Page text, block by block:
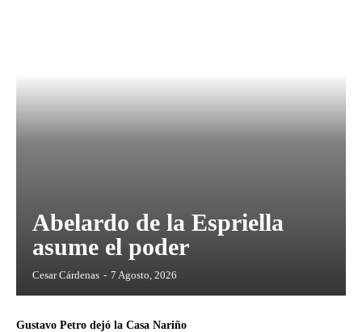
Abelardo de la Espriella
asume el poder
Cesar Cárdenas - 7 Agosto, 2026
Gustavo Petro dejó la Casa Nariño